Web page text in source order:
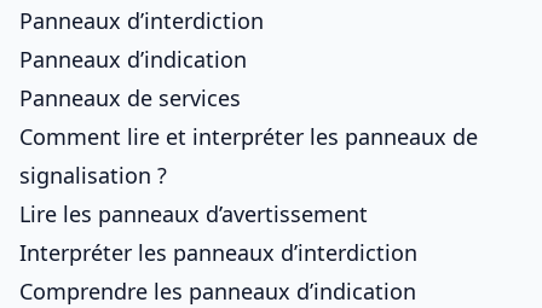
Panneaux d’interdiction
Panneaux d’indication
Panneaux de services
Comment lire et interpréter les panneaux de
signalisation ?
Lire les panneaux d’avertissement
Interpréter les panneaux d’interdiction
Comprendre les panneaux d’indication